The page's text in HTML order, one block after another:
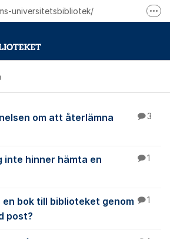
universitetsbibliotek/
lämna
om att återlämna
3
inte hinner hämta en
1
en bok till biblioteket genom
post?
1